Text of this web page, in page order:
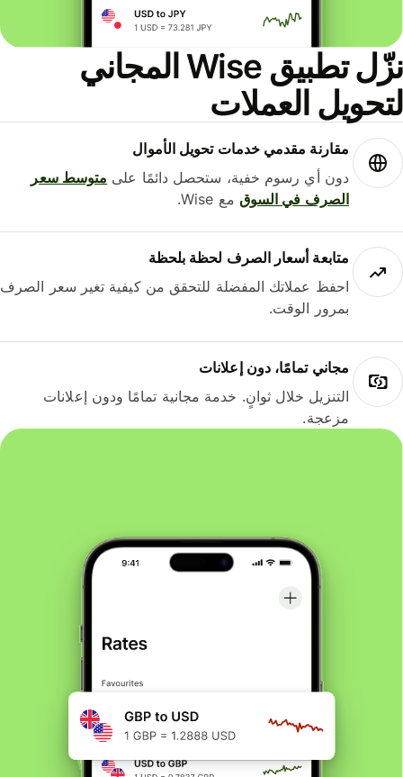
نزّل تطبيق Wise المجاني
العملات
مقارنة مقدمي خدمات تحويل الأموال
دون أي رسوم خفية، ستحصل دائمًا علىمتوسط ​​سعر
الصرف في السوقمع Wise.
متابعة أسعار الصرف لحظة بلحظة
احفظ عملاتك المفضلة للتحقق من كيفية تغير سعر الصرف
بمرور الوقت.
مجاني تمامًا، دون إعلانات
التنزيل خلال ثوانٍ. خدمة مجانية تمامًا ودون إعلانات
مزعجة.